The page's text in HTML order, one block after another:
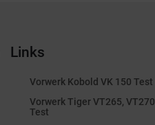
Links
Vorwerk Kobold VK 150 Test
Vorwerk Tiger VT265, VT270
Test